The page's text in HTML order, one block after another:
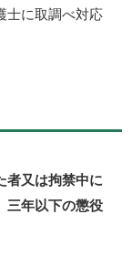
士に取調べ対応
又は拘禁中に
三年以下の懲役